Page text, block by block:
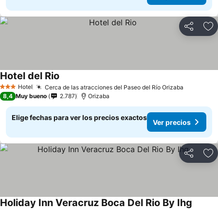
Compartir
3 Estrellas
Hotel Cerca de las atracciones del Paseo del Río Orizaba
Hotel del Rio
8,4 Muy bueno 2.787 Orizaba
Elige fechas para ver los precios exactos
Ver precios
Compartir
Holiday Inn Veracruz Boca Del Rio By Ihg